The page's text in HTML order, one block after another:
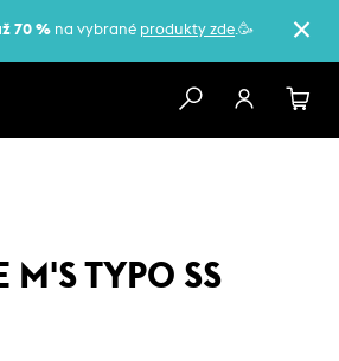
70 % na vybrané produkty zde.🥳
M'S TYPO SS